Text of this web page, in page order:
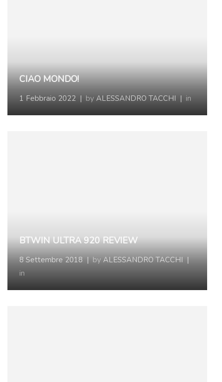
CIAO MONDO!
1 Febbraio 2022 | by ALESSANDRO TACCHI | in
BTWIN ULTRA 920 REVIEW
8 Settembre 2018 | by ALESSANDRO TACCHI |
in